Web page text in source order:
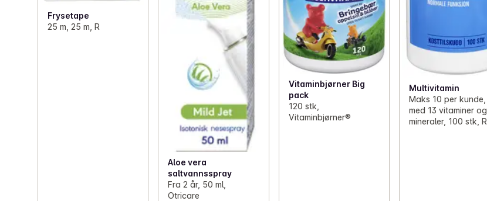
Frysetape
25 m, 25 m, R
Aloe vera
saltvannsspray
Fra 2 år, 50 ml,
Otricare
Vitaminbjørner Big
pack
120 stk,
Vitaminbjørner®
Multivitamin
Maks 10 per kunde,
med 13 vitaminer og
mineraler, 100 stk, R